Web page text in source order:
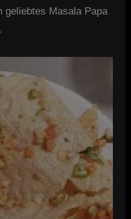
geliebtes Masala Papa